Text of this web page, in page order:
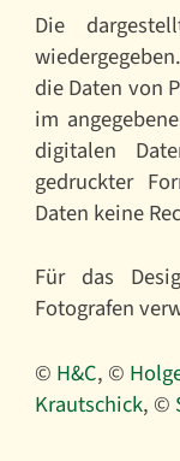
Die
die Daten von
im
digitalen
gedruckter
Daten keine
Für das
Fotografen
© H&C ©
Krautschick ©